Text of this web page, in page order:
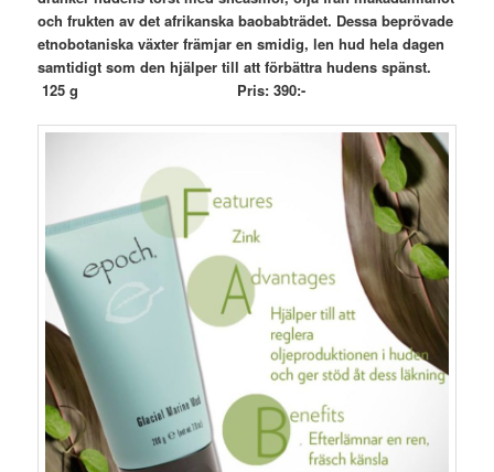
och frukten av det afrikanska baobabträdet. Dessa beprövade
etnobotaniska växter främjar en smidig, len hud hela dagen
samtidigt som den hjälper till att förbättra hudens spänst.
125 g Pris: 390:-